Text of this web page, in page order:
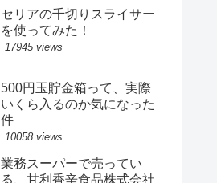
セリアの千切りスライサー
を使ってみた！
17945 views
500円玉貯金箱って、実際
いくら入るのか気になった
件
10058 views
業務スーパーで売ってい
る、甘利香辛食品株式会社